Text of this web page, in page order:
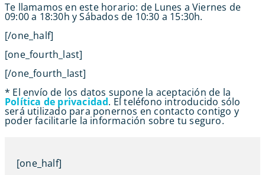
Te llamamos en este horario: de Lunes a Viernes de
09:00 a 18:30h y Sábados de 10:30 a 15:30h.
[/one_half]
[one_fourth_last]
[/one_fourth_last]
* El envío de los datos supone la aceptación de la
Política de privacidad. El teléfono introducido sólo
será utilizado para ponernos en contacto contigo y
poder facilitarle la información sobre tu seguro.
[one_half]